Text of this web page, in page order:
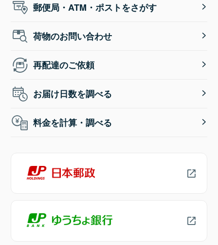
郵便局・ATM・ポストをさがす
荷物のお問い合わせ
再配達のご依頼
お届け日数を調べる
料金を計算・調べる